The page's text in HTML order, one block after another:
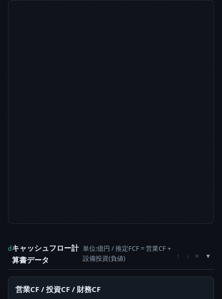
d キャッシュフロー計
算書データ
単位:億円 / 推定FCF = 営業CF +
設備投資(負値)
↑ ↓ ×
営業CF / 投資CF / 財務CF